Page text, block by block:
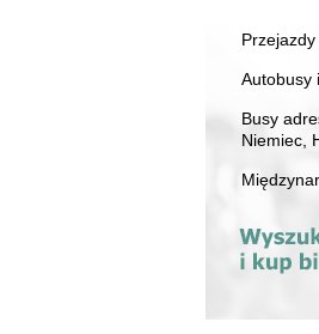
Autobusy
Busy
Niemiec,